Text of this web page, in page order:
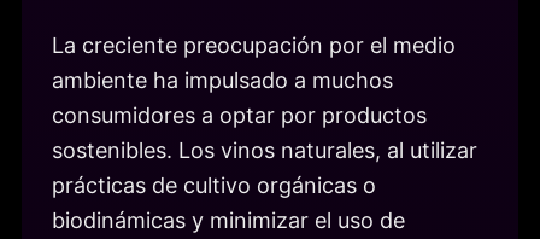
La creciente preocupación por el medio
ambiente ha impulsado a muchos
consumidores a optar por productos
sostenibles. Los vinos naturales, al utilizar
prácticas de cultivo orgánicas o
biodinámicas y minimizar el uso de